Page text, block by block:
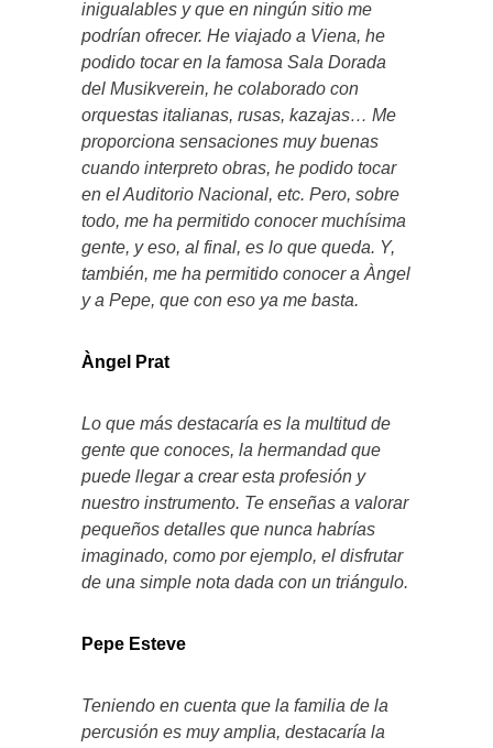
inigualables y que en ningún sitio me
podrían ofrecer. He viajado a Viena, he
podido tocar en la famosa Sala Dorada
del Musikverein, he colaborado con
orquestas italianas, rusas, kazajas… Me
proporciona sensaciones muy buenas
cuando interpreto obras, he podido tocar
en el Auditorio Nacional, etc. Pero, sobre
todo, me ha permitido conocer muchísima
gente, y eso, al final, es lo que queda. Y,
también, me ha permitido conocer a Àngel
y a Pepe, que con eso ya me basta.
Àngel Prat
Lo que más destacaría es la multitud de
gente que conoces, la hermandad que
puede llegar a crear esta profesión y
nuestro instrumento. Te enseñas a valorar
pequeños detalles que nunca habrías
imaginado, como por ejemplo, el disfrutar
de una simple nota dada con un triángulo.
Pepe Esteve
Teniendo en cuenta que la familia de la
percusión es muy amplia, destacaría la